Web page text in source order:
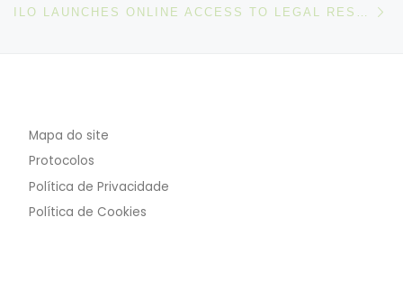
Mapa do site
Protocolos
Política de Privacidade
Política de Cookies